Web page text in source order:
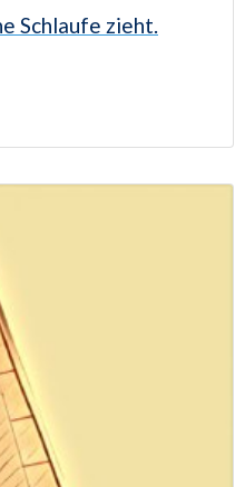
Schlaufe zieht.